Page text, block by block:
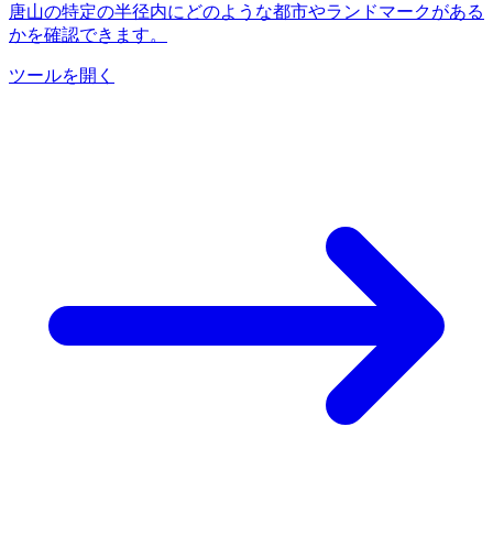
唐山の特定の半径内にどのような都市やランドマークがある
かを確認できます。
ツールを開く